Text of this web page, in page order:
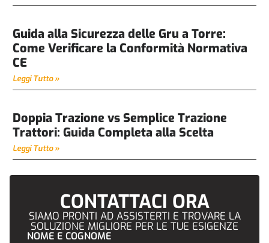
Guida alla Sicurezza delle Gru a Torre:
Come Verificare la Conformità Normativa
CE
Leggi Tutto »
Doppia Trazione vs Semplice Trazione
Trattori: Guida Completa alla Scelta
Leggi Tutto »
CONTATTACI ORA
SIAMO PRONTI AD ASSISTERTI E TROVARE LA
SOLUZIONE MIGLIORE PER LE TUE ESIGENZE
NOME E COGNOME